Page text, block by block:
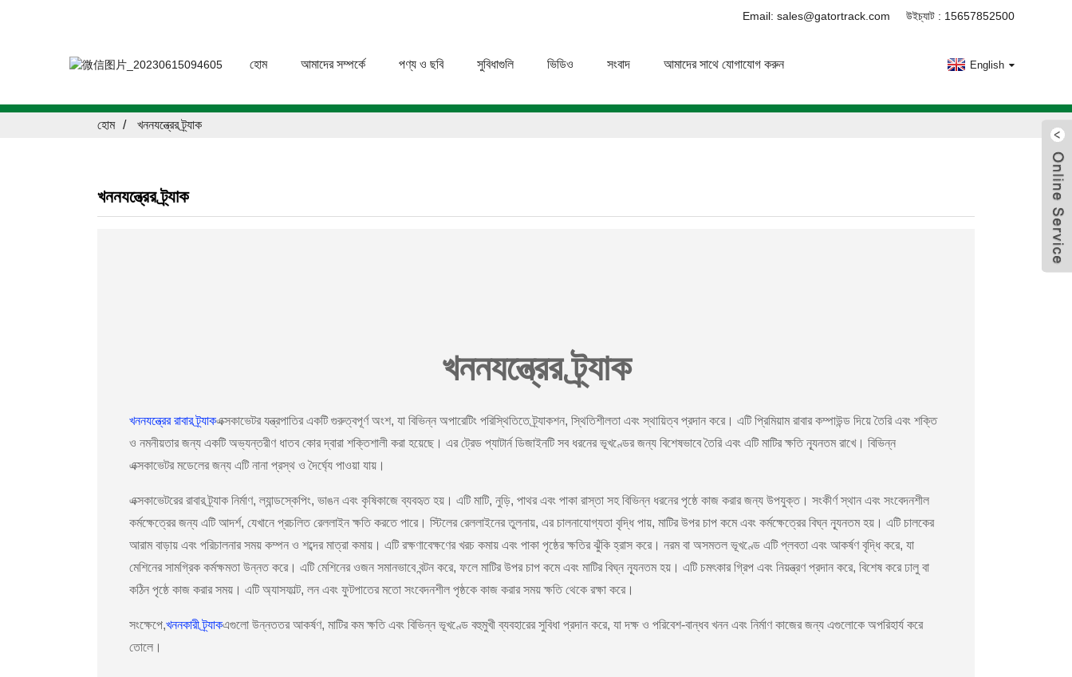
Email: sales@gatortrack.com উইচ্যাট : 15657852500
হোম আমাদের সম্পর্কে পণ্য ও ছবি সুবিধাগুলি ভিডিও সংবাদ আমাদের সাথে যোগাযোগ করুন English
হোম খননযন্ত্রের ট্র্যাক
খননযন্ত্রের ট্র্যাক
খননযন্ত্রের ট্র্যাক
খননযন্ত্রের রাবার ট্র্যাকএক্সকাভেটর যন্ত্রপাতির একটি গুরুত্বপূর্ণ অংশ, যা বিভিন্ন অপারেটিং পরিস্থিতিতে ট্র্যাকশন, স্থিতিশীলতা এবং স্থায়িত্ব প্রদান করে। এটি প্রিমিয়াম রাবার কম্পাউন্ড দিয়ে তৈরি এবং শক্তি
ও নমনীয়তার জন্য একটি অভ্যন্তরীণ ধাতব কোর দ্বারা শক্তিশালী করা হয়েছে। এর ট্রেড প্যাটার্ন ডিজাইনটি সব ধরনের ভূখণ্ডের জন্য বিশেষভাবে তৈরি এবং এটি মাটির ক্ষতি ন্যূনতম রাখে। বিভিন্ন
এক্সকাভেটর মডেলের জন্য এটি নানা প্রস্থ ও দৈর্ঘ্যে পাওয়া যায়।
এক্সকাভেটরের রাবার ট্র্যাক নির্মাণ, ল্যান্ডস্কেপিং, ভাঙন এবং কৃষিকাজে ব্যবহৃত হয়। এটি মাটি, নুড়ি, পাথর এবং পাকা রাস্তা সহ বিভিন্ন ধরনের পৃষ্ঠে কাজ করার জন্য উপযুক্ত। সংকীর্ণ স্থান এবং সংবেদনশীল
কর্মক্ষেত্রের জন্য এটি আদর্শ, যেখানে প্রচলিত রেললাইন ক্ষতি করতে পারে। স্টিলের রেললাইনের তুলনায়, এর চালনাযোগ্যতা বৃদ্ধি পায়, মাটির উপর চাপ কমে এবং কর্মক্ষেত্রের বিঘ্ন ন্যূনতম হয়। এটি চালকের
আরাম বাড়ায় এবং পরিচালনার সময় কম্পন ও শব্দের মাত্রা কমায়। এটি রক্ষণাবেক্ষণের খরচ কমায় এবং পাকা পৃষ্ঠের ক্ষতির ঝুঁকি হ্রাস করে। নরম বা অসমতল ভূখণ্ডে এটি প্লবতা এবং আকর্ষণ বৃদ্ধি করে, যা
মেশিনের সামগ্রিক কর্মক্ষমতা উন্নত করে। এটি মেশিনের ওজন সমানভাবে বন্টন করে, ফলে মাটির উপর চাপ কমে এবং মাটির বিঘ্ন ন্যূনতম হয়। এটি চমৎকার গ্রিপ এবং নিয়ন্ত্রণ প্রদান করে, বিশেষ করে ঢালু বা
কঠিন পৃষ্ঠে কাজ করার সময়। এটি অ্যাসফাল্ট, লন এবং ফুটপাতের মতো সংবেদনশীল পৃষ্ঠকে কাজ করার সময় ক্ষতি থেকে রক্ষা করে।
সংক্ষেপে,খননকারী ট্র্যাকএগুলো উন্নততর আকর্ষণ, মাটির কম ক্ষতি এবং বিভিন্ন ভূখণ্ডে বহুমুখী ব্যবহারের সুবিধা প্রদান করে, যা দক্ষ ও পরিবেশ-বান্ধব খনন এবং নির্মাণ কাজের জন্য এগুলোকে অপরিহার্য করে
তোলে।